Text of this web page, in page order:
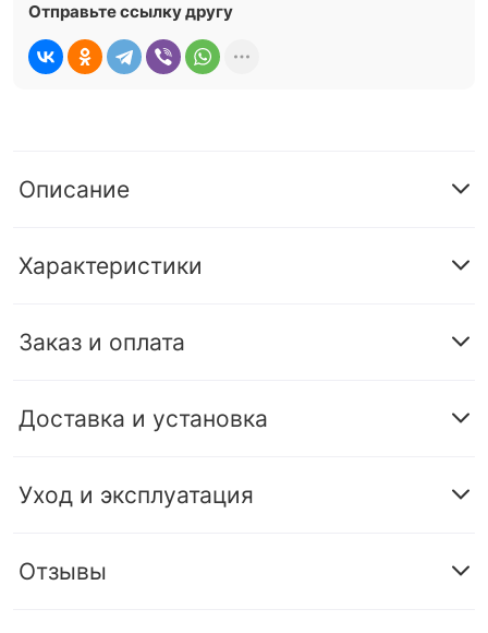
Отправьте ссылку другу
Описание
Характеристики
Заказ и оплата
Доставка и установка
Уход и эксплуатация
Отзывы